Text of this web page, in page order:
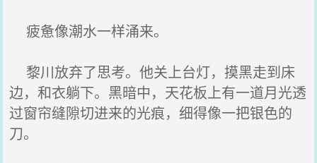
疲惫像潮水一样涌来。
黎川放弃了思考。他关上台灯，摸黑走到床
边，和衣躺下。黑暗中，天花板上有一道月光透
过窗帘缝隙切进来的光痕，细得像一把银色的
刀。